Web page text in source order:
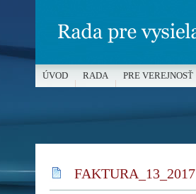
FAKTURA_13_2017
ÚVOD RADA PRE VEREJNOSŤ